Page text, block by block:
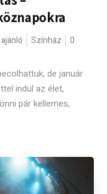
Színház
0
de január
indul az élet,
pár kellemes,